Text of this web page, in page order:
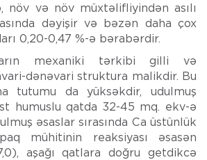
növ və növ müxtəlifliyindən asılı
dəyişir və bəzən daha çox
0,20-0,47 %-ə bərabərdir.
mexaniki tərkibi gilli və
dənəvari struktura malikdir. Bu
tutumu da yüksəkdir, udulmuş
humuslu qatda 32-45 mq. ekv-ə
əsaslar sırasında Ca üstünlük
mühitinin reaksiyası əsasən
aşağı qatlara doğru getdikcə